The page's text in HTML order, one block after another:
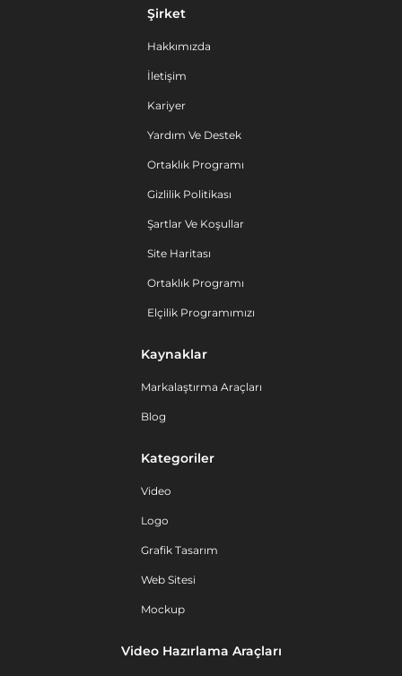
Şirket
Hakkımızda
İletişim
Kariyer
Yardım Ve Destek
Ortaklık Programı
Gizlilik Politikası
Şartlar Ve Koşullar
Site Haritası
Ortaklık Programı
Elçilik Programımızı
Kaynaklar
Markalaştırma Araçları
Blog
Kategoriler
Video
Logo
Grafik Tasarım
Web Sitesi
Mockup
Video Hazırlama Araçları